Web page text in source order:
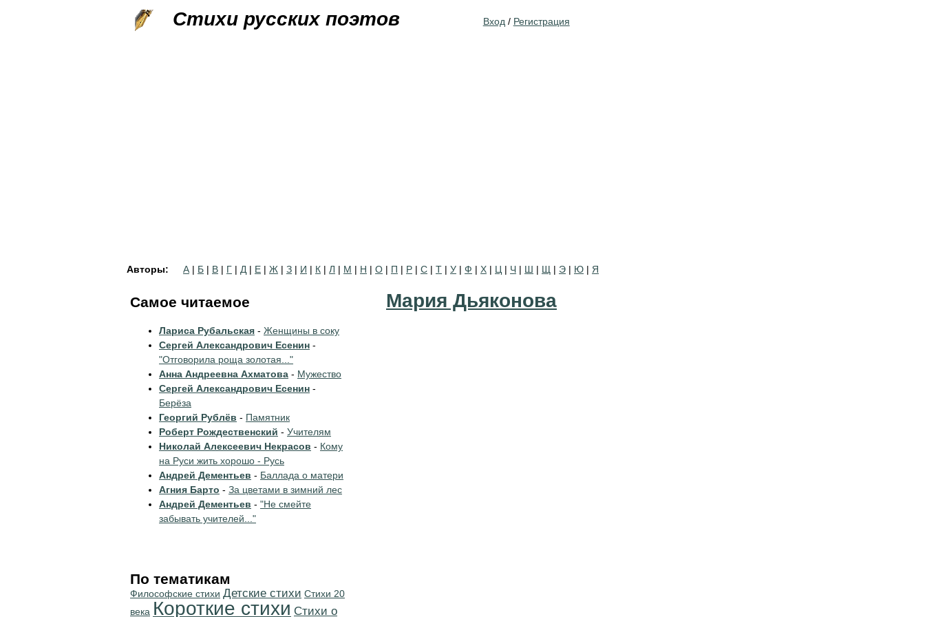
Стихи русских поэтов Вход / Регистрация
Авторы: А | Б | В | Г | Д | Е | Ж | З | И | К | Л | М | Н | О | П | Р | С | Т | У | Ф | Х | Ц | Ч | Ш | Щ | Э | Ю | Я
Мария Дьяконова
Самое читаемое
Лариса Рубальская - Женщины в соку
Сергей Александрович Есенин -
"Отговорила роща золотая..."
Анна Андреевна Ахматова - Мужество
Сергей Александрович Есенин -
Берёза
Георгий Рублёв - Памятник
Роберт Рождественский - Учителям
Николай Алексеевич Некрасов - Кому
на Руси жить хорошо - Русь
Андрей Дементьев - Баллада о матери
Агния Барто - За цветами в зимний лес
Андрей Дементьев - "Не смейте
забывать учителей..."
По тематикам
Философские стихи Детские стихи Стихи 20
века Короткие стихи Стихи о